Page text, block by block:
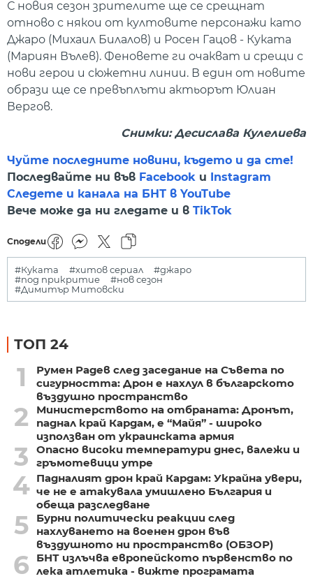
С новия сезон зрителите ще се срещнат
отново с някои от култовите персонажи като
Джаро (Михаил Билалов) и Росен Гацов - Куката
(Мариян Вълев). Феновете ги очакват и срещи с
нови герои и сюжетни линии. В един от новите
образи ще се превъплъти актьорът Юлиан
Вергов.
Снимки: Десислава Кулелиева
Чуйте последните новини, където и да сте!
Последвайте ни във Facebook и Instagram
Следете и канала на БНТ в YouTube
Вече може да ни гледате и в TikTok
Сподели
#Куката #хитов сериал
#джаро
#под прикритие
#нов сезон
#Димитър Митовски
ТОП 24
1
Румен Радев след заседание на Съвета по
сигурността: Дрон е нахлул в българското
въздушно пространство
2
Министерството на отбраната: Дронът,
паднал край Кардам, е “Майя” - широко
използван от украинската армия
3
Опасно високи температури днес, валежи и
гръмотевици утре
4 Падналият дрон край Кардам: Украйна увери,
че не е атакувала умишлено България и
обеща разследване
5
Бурни политически реакции след
нахлуването на военен дрон във
въздушното ни пространство (ОБЗОР)
6
БНТ излъчва европейското първенство по
лека атлетика - вижте програмата